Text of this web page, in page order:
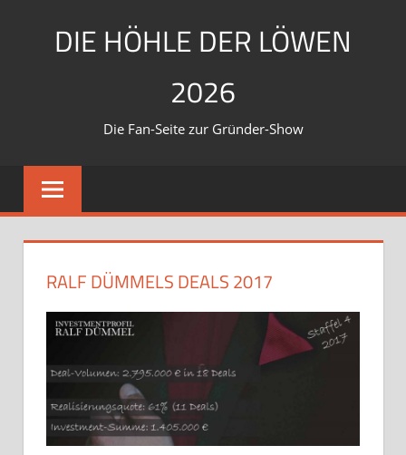
DIE HÖHLE DER LÖWEN
2026
Die Fan-Seite zur Gründer-Show
RALF DÜMMELS DEALS 2017